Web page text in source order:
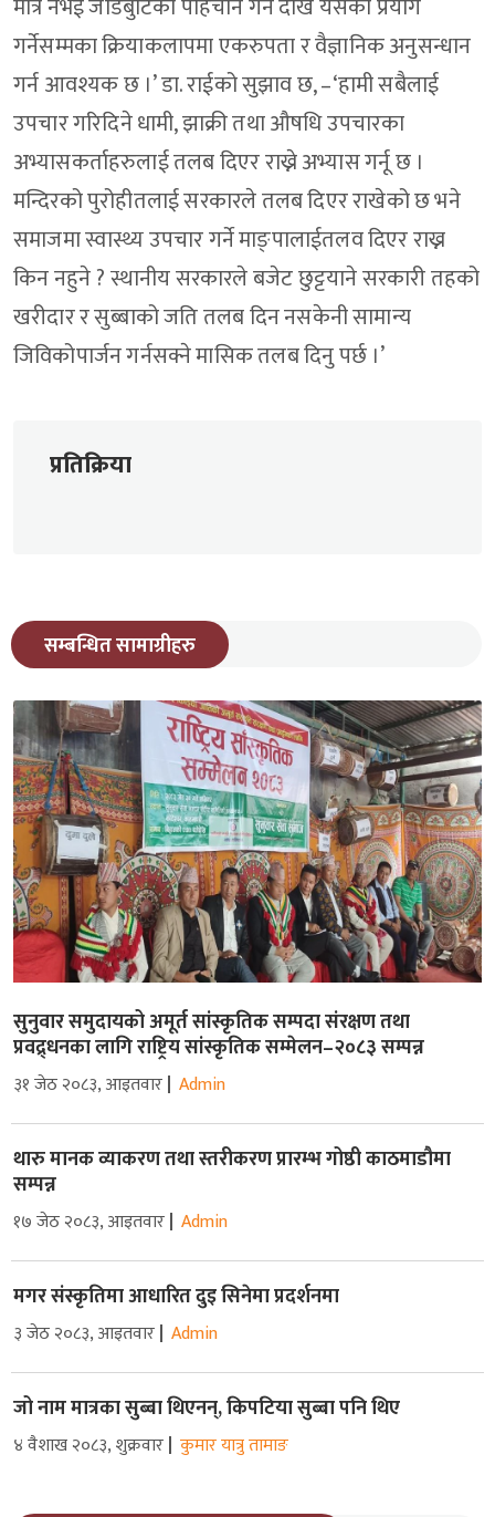
मात्र नभई जडिबुटिको पहिचान गर्ने देखि यसको प्रयोग
गर्नेसम्मका क्रियाकलापमा एकरुपता र वैज्ञानिक अनुसन्धान
गर्न आवश्यक छ ।’ डा. राईको सुझाव छ, –‘हामी सबैलाई
उपचार गरिदिने धामी, झाक्री तथा औषधि उपचारका
अभ्यासकर्ताहरुलाई तलब दिएर राख्ने अभ्यास गर्नू छ ।
मन्दिरको पुरोहीतलाई सरकारले तलब दिएर राखेको छ भने
समाजमा स्वास्थ्य उपचार गर्ने माङ्पालाईतलव दिएर राख्न
किन नहुने ? स्थानीय सरकारले बजेट छुट्टयाने सरकारी तहको
खरीदार र सुब्बाको जति तलब दिन नसकेनी सामान्य
जिविकोपार्जन गर्नसक्ने मासिक तलब दिनु पर्छ ।’
प्रतिक्रिया
सम्बन्धित सामाग्रीहरु
सुनुवार समुदायको अमूर्त सांस्कृतिक सम्पदा संरक्षण तथा
प्रवद्र्धनका लागि राष्ट्रिय सांस्कृतिक सम्मेलन–२०८३ सम्पन्न
३१ जेठ २०८३, आइतवार Admin
थारु मानक व्याकरण तथा स्तरीकरण प्रारम्भ गोष्ठी काठमाडौमा
सम्पन्न
१७ जेठ २०८३, आइतवार Admin
मगर संस्कृतिमा आधारित दुइ सिनेमा प्रदर्शनमा
३ जेठ २०८३, आइतवार Admin
जो नाम मात्रका सुब्बा थिएनन्, किपटिया सुब्बा पनि थिए
४ वैशाख २०८३, शुक्रवार कुमार यात्रु तामाङ